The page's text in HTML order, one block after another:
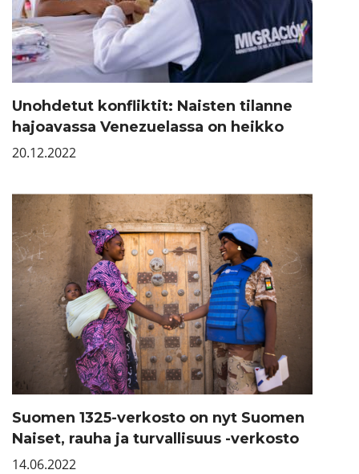
Unohdetut konfliktit: Naisten tilanne
hajoavassa Venezuelassa on heikko
20.12.2022
Suomen 1325-verkosto on nyt Suomen
Naiset, rauha ja turvallisuus -verkosto
14.06.2022